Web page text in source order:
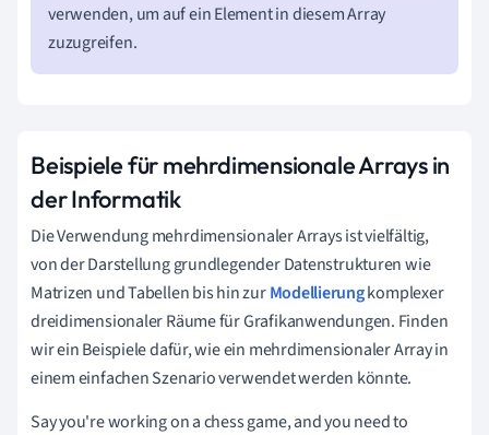
verwenden, um auf ein Element in diesem Array
zuzugreifen.
Beispiele für mehrdimensionale Arrays in
der Informatik
Die Verwendung mehrdimensionaler Arrays ist vielfältig,
von der Darstellung grundlegender Datenstrukturen wie
Matrizen und Tabellen bis hin zurModellierungkomplexer
dreidimensionaler Räume für Grafikanwendungen. Finden
wir ein Beispiele dafür, wie ein mehrdimensionaler Array in
einem einfachen Szenario verwendet werden könnte.
Say you're working on a chess game, and you need to